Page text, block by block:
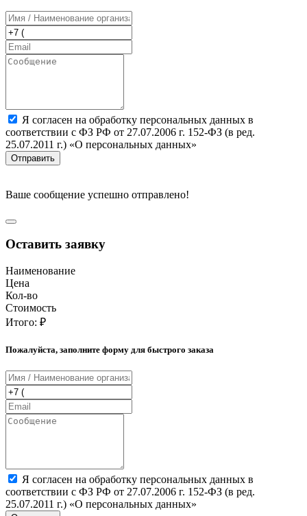
Я согласен на обработку персональных данных в
соответствии с ФЗ РФ от 27.07.2006 г. 152-ФЗ (в ред.
25.07.2011 г.) «О персональных данных»
Отправить
Ваше сообщение успешно отправлено!
Оставить заявку
Наименование
Цена
Кол-во
Стоимость
Итого: ₽
Пожалуйста, заполните форму для быстрого заказа
Я согласен на обработку персональных данных в
соответствии с ФЗ РФ от 27.07.2006 г. 152-ФЗ (в ред.
25.07.2011 г.) «О персональных данных»